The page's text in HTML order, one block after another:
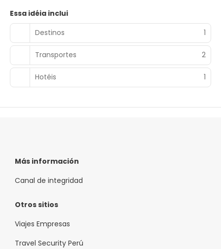
Essa idéia inclui
Destinos
1
Transportes 2
Hotéis 1
Más información
Canal de integridad
Otros sitios
Viajes Empresas
Travel Security Perú